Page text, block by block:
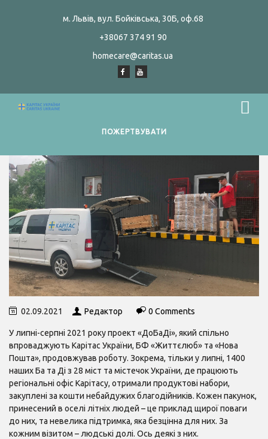
м. Львів, вул. Бойківська, 30Б, оф.68
+38067 374 91 90
homecare@caritas.ua
ПОЖЕРТВУВАТИ
02.09.2021 Редактор 0 Comments
У липні-серпні 2021 року проект «ДоБаДі», який спільно
впроваджують Карітас України, БФ «Життєлюб» та «Нова
Пошта», продовжував роботу. Зокрема, тільки у липні, 1400
наших Ба та Ді з 28 міст та містечок України, де працюють
регіональні офіс Карітасу, отримали продуктові набори,
закуплені за кошти небайдужих благодійників. Кожен пакунок,
принесений в оселі літніх людей – це приклад щирої поваги
до них, та невелика підтримка, яка безцінна для них. За
кожним візитом – людські долі. Ось деякі з них.